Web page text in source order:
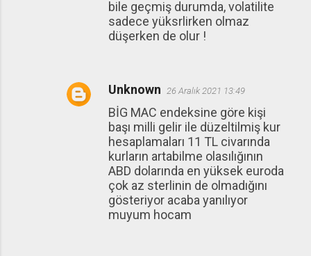
bile geçmiş durumda, volatilite
sadece yüksrlirken olmaz
düşerken de olur !
Unknown 26 Aralık 2021 13:49
BİG MAC endeksine göre kişi
başı milli gelir ile düzeltilmiş kur
hesaplamaları 11 TL civarında
kurların artabilme olasılığının
ABD dolarında en yüksek euroda
çok az sterlinin de olmadığını
gösteriyor acaba yanılıyor
muyum hocam